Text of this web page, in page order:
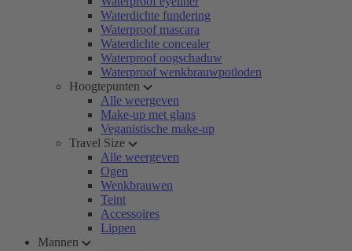
Waterdichte fundering
Waterproof mascara
Waterdichte concealer
Waterproof oogschaduw
Waterproof wenkbrauwpotloden
Hoogtepunten
Alle weergeven
Make-up met glans
Veganistische make-up
Travel Size
Alle weergeven
Ogen
Wenkbrauwen
Teint
Accessoires
Lippen
Mannen